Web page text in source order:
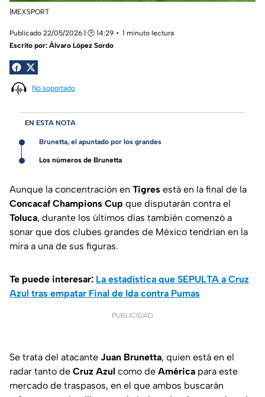
|MEXSPORT
Publicado 22/05/2026 | 🕑 14:29
1 minuto lectura
Escrito por: Álvaro López Sordo
No soportado
EN ESTA NOTA
Brunetta, el apuntado por los grandes
Los números de Brunetta
Aunque la concentración en Tigres está en la final de la
Concacaf Champions Cup que disputarán contra el
Toluca, durante los últimos días también comenzó a
sonar que dos clubes grandes de México tendrían en la
mira a una de sus figuras.
Te puede interesar: La estadística que SEPULTA a Cruz
Azul tras empatar Final de Ida contra Pumas
PUBLICIDAD
Se trata del atacante Juan Brunetta, quien está en el
radar tanto de Cruz Azul como de América para este
mercado de traspasos, en el que ambos buscarán